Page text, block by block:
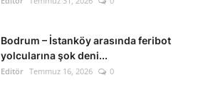
Bodrum – İstanköy arasında feribot
yolcularına şok deni...
Editör Temmuz 16, 2026 0